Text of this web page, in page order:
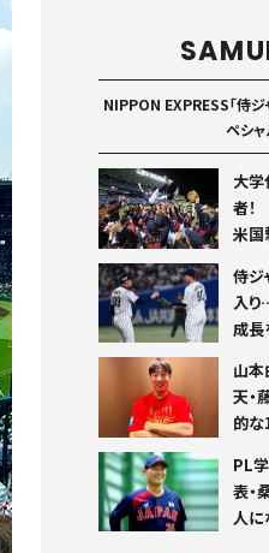
NIPPON EXPRESS「侍
ペシ
大学
者！
米国
侍ジ
入り
成長
山
天・
的な
PL
表・
人に